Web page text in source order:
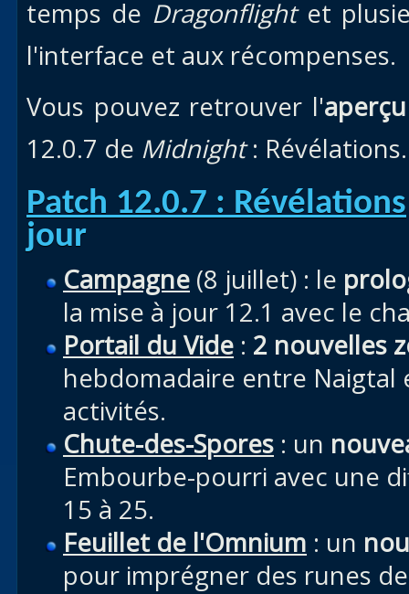
temps de Dragonflightet
l'interface et aux récompenses.
Vous pouvez retrouver l'
12.0.7 de Midnight: Révélations.
Patch 12.0.7 : Révélations
jour
Campagne (8 juillet) : le
la mise à jour 12.1 avec le
Portail du Vide : 2 nouvelles
hebdomadaire entre Naigtal
activités.
Chute-des-Spores : un
Embourbe-pourri avec une
15 à 25.
Feuillet de l'Omnium : un
pour imprégner des runes